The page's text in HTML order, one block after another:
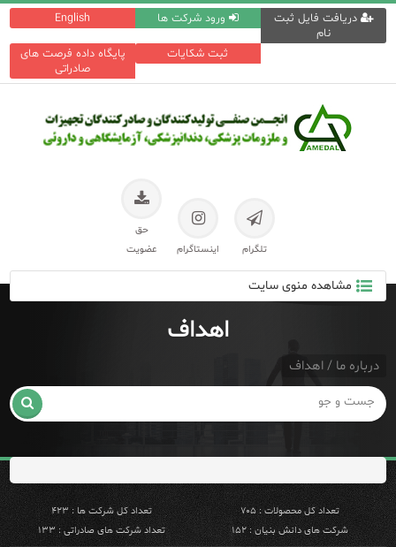
English ورود شرکت ها
دریافت فایل ثبت
نام
پایگاه داده فرصت های
صادراتی
ثبت شکایات
تلگرام اینستاگرام
حق
عضویت
مشاهده منوی سایت
اهداف
درباره ما / اهداف

تعداد کل محصولات : ۷۰۵
تعداد کل شرکت ها : ۴۲۳
شرکت های دانش بنیان : ۱۵۲
تعداد شرکت های صادراتی : ۱۳۳